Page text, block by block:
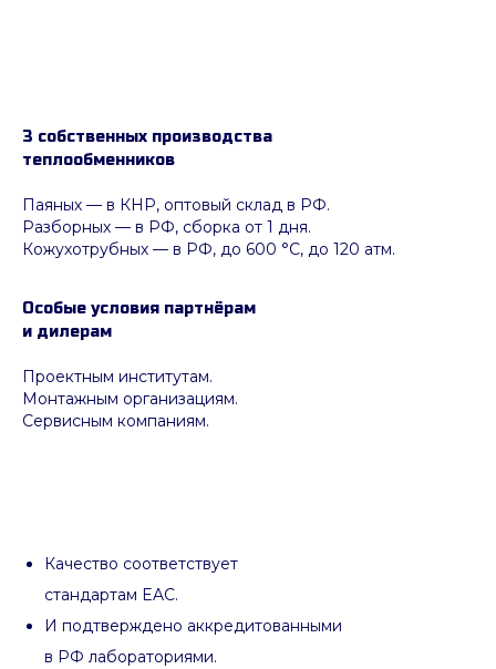
3 собственных производства
теплообменников
Паяных — в КНР, оптовый склад в РФ.
Разборных — в РФ, сборка от 1 дня.
Кожухотрубных — в РФ, до 600 °C, до 120 атм.
Особые условия партнёрам
и дилерам
Проектным институтам.
Монтажным организациям.
Сервисным компаниям.
Качество соответствует
стандартам EAC.
И подтверждено аккредитованными
в РФ лабораториями.